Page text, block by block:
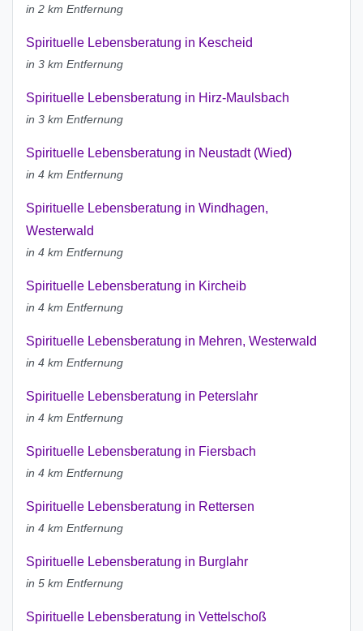
in 2 km Entfernung
Spirituelle Lebensberatung in Kescheid
in 3 km Entfernung
Spirituelle Lebensberatung in Hirz-Maulsbach
in 3 km Entfernung
Spirituelle Lebensberatung in Neustadt (Wied)
in 4 km Entfernung
Spirituelle Lebensberatung in Windhagen,
Westerwald
in 4 km Entfernung
Spirituelle Lebensberatung in Kircheib
in 4 km Entfernung
Spirituelle Lebensberatung in Mehren, Westerwald
in 4 km Entfernung
Spirituelle Lebensberatung in Peterslahr
in 4 km Entfernung
Spirituelle Lebensberatung in Fiersbach
in 4 km Entfernung
Spirituelle Lebensberatung in Rettersen
in 4 km Entfernung
Spirituelle Lebensberatung in Burglahr
in 5 km Entfernung
Spirituelle Lebensberatung in Vettelschoß